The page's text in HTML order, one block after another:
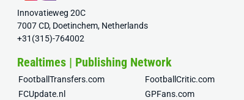
Innovatieweg 20C
7007 CD, Doetinchem, Netherlands
+31(315)-764002
Realtimes | Publishing Network
FootballTransfers.com
FootballCritic.com
FCUpdate.nl
GPFans.com